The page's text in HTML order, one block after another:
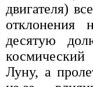
двигателя)
отклонения
десятую
Луну, а